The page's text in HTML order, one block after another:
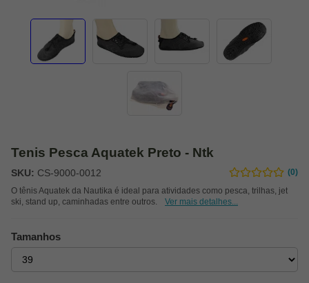
Tenis Pesca Aquatek Preto - Ntk
SKU: CS-9000-0012
(0)
O tênis Aquatek da Nautika é ideal para atividades como pesca, trilhas, jet
ski, stand up, caminhadas entre outros.
Ver mais detalhes...
Tamanhos